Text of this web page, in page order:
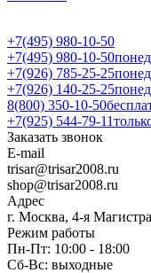
+7(495) 980-10-50
+7(495) 980-10-50
+7(926) 785-25-25
+7(926) 140-25-25
8(800) 350-10-50
+7(925) 544-79-11
Заказать звонок
E-mail
trisar@trisar2008.ru
shop@trisar2008.ru
Адрес
г. Москва, 4-я
Режим работы
Пн-Пт: 10:00 - 18:00
Сб-Вс: выходные